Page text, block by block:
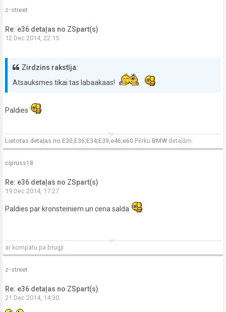
z-street
Re: e36 detaļas no ZSpart(s)
12 Dec 2014, 22:15
Zirdzins rakstīja:
Atsauksmes tikai tas labaakaas!
Paldies
keyboard_arrow_down
Lietotas detaļas no E30;E36;E34;E39;e46;e60 Pērku BMW detaļām.
cipruss18
Re: e36 detaļas no ZSpart(s)
19 Dec 2014, 17:27
Paldies par kronsteiniem un cena salda
keyboard_arrow_down
ar kompatu pa brugji
z-street
Re: e36 detaļas no ZSpart(s)
21 Dec 2014, 14:30